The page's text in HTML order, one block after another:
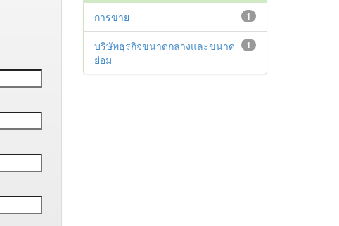
1
การขาย
1
บริษัทธุรกิจขนาดกลางและขนาด
ย่อม